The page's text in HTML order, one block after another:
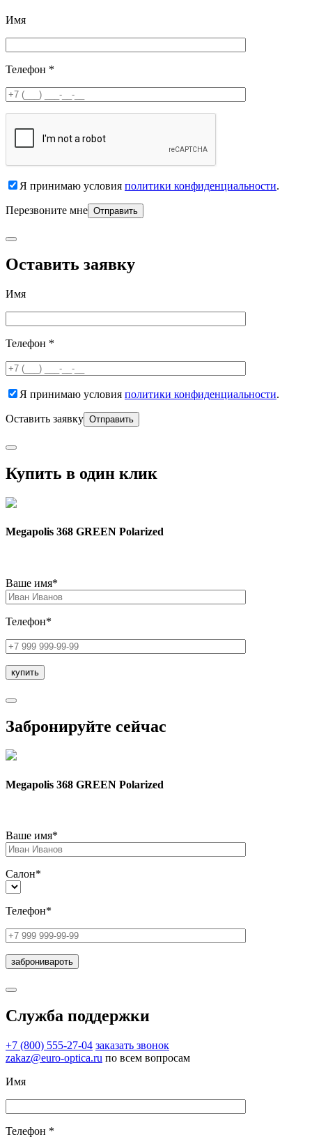
Имя
Телефон *
Я принимаю условия политики конфиденциальности.
Перезвоните мне
Оставить заявку
Имя
Телефон *
Я принимаю условия политики конфиденциальности.
Оставить заявку
Купить в один клик
Megapolis 368 GREEN Polarized
Ваше имя*
Телефон*
Забронируйте сейчас
Megapolis 368 GREEN Polarized
Ваше имя*
Салон*
Телефон*
Служба поддержки
+7 (800) 555-27-04 заказать звонок
zakaz@euro-optica.ru по всем вопросам
Имя
Телефон *